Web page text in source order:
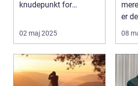
knudepunkt for
02 maj 2025
er
08